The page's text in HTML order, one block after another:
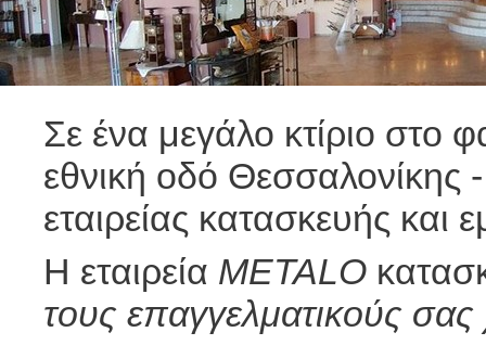
Σε ένα μεγάλο κτίριο στο
εθνική οδό Θεσσαλονίκης
εταιρείας κατασκευής και
Η εταιρεία METALO
τους επαγγελματικούς